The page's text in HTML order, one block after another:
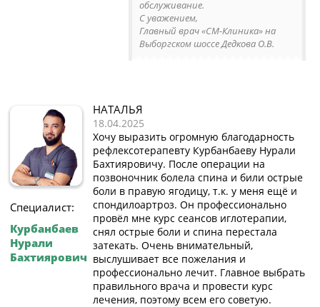
обслуживание.
С уважением,
Главный врач «СМ-Клиника» на
Выборгском шоссе Дедкова О.В.
Специалист:
Курбанбаев
Нурали
Бахтиярович
НАТАЛЬЯ
18.04.2025
Хочу выразить огромную благодарность
рефлексотерапевту Курбанбаеву Нурали
Бахтияровичу. После операции на
позвоночник болела спина и били острые
боли в правую ягодицу, т.к. у меня ещё и
спондилоартроз. Он профессионально
провёл мне курс сеансов иглотерапии,
снял острые боли и спина перестала
затекать. Очень внимательный,
выслушивает все пожелания и
профессионально лечит. Главное выбрать
правильного врача и провести курс
лечения, поэтому всем его советую.